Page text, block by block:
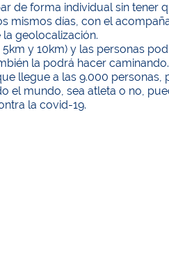
de forma individual sin tener
mismos días, con el
geolocalización.
y 10km) y las personas
la podrá hacer caminando.
llegue a las 9.000
el mundo, sea atleta o no,
la covid-19.